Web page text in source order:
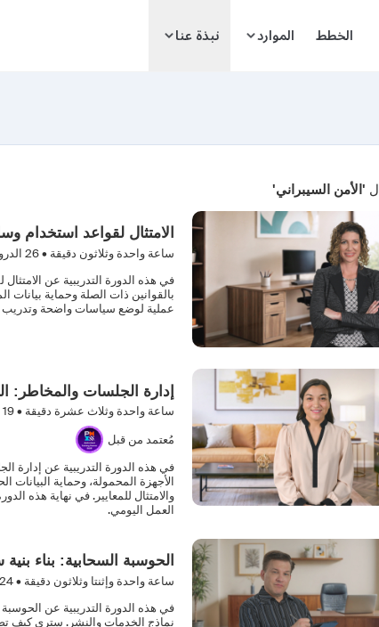
الخطط الموارد نبذة عنا
'الأمن السيبراني'
الامتثال لقواعد استخدام
ساعة واحدة وثلاثون دقيقة •26
في هذه الدورة التدريبية عن
بالقوانين ذات الصلة وحماية
عملية لوضع سياسات واضحة وتدريب
إدارة الجلسات والمخاطر:
ساعة واحدة وثلاث عشرة دقيقة •19
مُعتمد من قبل
في هذه الدورة التدريبية عن إدارة
الأجهزة المحمولة، وحماية
والامتثال للمعايير. في نهاية هذه
العمل اليومي.
الحوسبة السحابية: بناء بنية
ساعة واحدة وإثنتا وثلاثون دقيقة •24
في هذه الدورة التدريبية عن
نماذج الخدمات والنشر. سترى كيف